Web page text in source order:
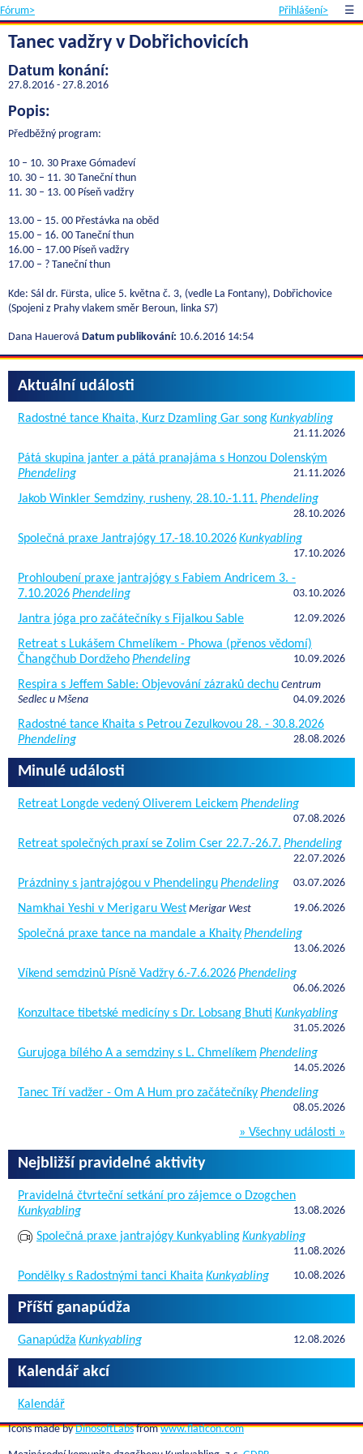
Fórum> Přihlášení> ☰
Tanec vadžry v Dobřichovicích
Datum konání:
27.8.2016 - 27.8.2016
Popis:
Předběžný program:
10 – 10. 30 Praxe Gómadeví
10. 30 – 11. 30 Taneční thun
11. 30 – 13. 00 Píseň vadžry
13.00 – 15. 00 Přestávka na oběd
15.00 – 16. 00 Taneční thun
16.00 – 17.00 Píseň vadžry
17.00 – ? Taneční thun
Kde: Sál dr. Fürsta, ulice 5. května č. 3, (vedle La Fontany), Dobřichovice
(Spojeni z Prahy vlakem směr Beroun, linka S7)
Dana Hauerová Datum publikování: 10.6.2016 14:54
Aktuální události
Radostné tance Khaita, Kurz Dzamling Gar songKunkyabling
21.11.2026
Pátá skupina janter a pátá pranajáma s Honzou Dolenským
Phendeling
21.11.2026
Jakob Winkler Semdziny, rusheny, 28.10.-1.11. Phendeling
28.10.2026
Společná praxe Jantrajógy 17.-18.10.2026Kunkyabling
17.10.2026
Prohloubení praxe jantrajógy s Fabiem Andricem 3. -
7.10.2026Phendeling 03.10.2026
Jantra jóga pro začátečníky s Fijalkou Sable 12.09.2026
Retreat s Lukášem Chmelíkem - Phowa (přenos vědomí)
Čhangčhub DordžehoPhendeling 10.09.2026
Respira s Jeffem Sable: Objevování zázraků dechu Centrum
Sedlec u Mšena
04.09.2026
Radostné tance Khaita s Petrou Zezulkovou 28. - 30.8.2026
Phendeling
28.08.2026
Minulé události
Retreat Longde vedený Oliverem Leickem Phendeling
07.08.2026
Retreat společných praxí se Zolim Cser 22.7.-26.7. Phendeling
22.07.2026
Prázdniny s jantrajógou v PhendelinguPhendeling 03.07.2026
Namkhai Yeshi v Merigaru West Merigar West 19.06.2026
Společná praxe tance na mandale a KhaityPhendeling
13.06.2026
Víkend semdzinů Písně Vadžry 6.-7.6.2026Phendeling
06.06.2026
Konzultace tibetské medicíny s Dr. Lobsang Bhuti Kunkyabling
31.05.2026
Gurujoga bílého A a semdziny s L. Chmelíkem Phendeling
14.05.2026
Tanec Tří vadžer - Om A Hum pro začátečníkyPhendeling
08.05.2026
» Všechny události »
Nejbližší pravidelné aktivity
Pravidelná čtvrteční setkání pro zájemce o Dzogchen
Kunkyabling
13.08.2026
Společná praxe jantrajógy KunkyablingKunkyabling
11.08.2026
Pondělky s Radostnými tanci Khaita Kunkyabling 10.08.2026
Příští ganapúdža
Ganapúdža Kunkyabling 12.08.2026
Kalendář akcí
Kalendář
Icons made byDinosoftLabsfromwww.flaticon.com